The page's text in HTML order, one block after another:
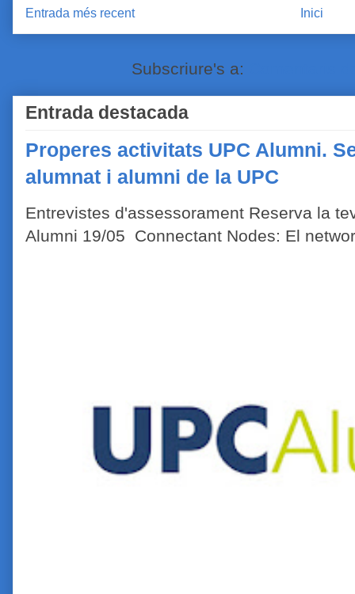
Entrada més recent Inici
Subscriure's a:
Entrada destacada
Properes activitats UPC Alumni.
alumnat i alumni de la UPC
Entrevistes d'assessorament Reserva la
Alumni 19/05 Connectant Nodes: El